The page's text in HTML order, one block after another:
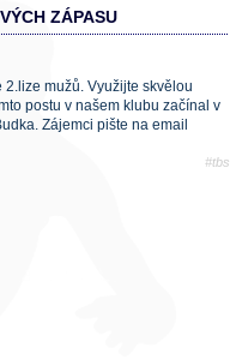
ZÁPASU
mužů. Využijte skvělou
postu v našem klubu začínal v
Zájemci pište na email
#tbs